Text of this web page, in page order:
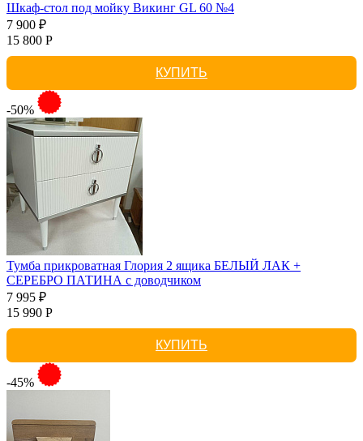
Шкаф-стол под мойку Викинг GL 60 №4
7 900 ₽
15 800 Р
КУПИТЬ
-50%
Тумба прикроватная Глория 2 ящика БЕЛЫЙ ЛАК +
СЕРЕБРО ПАТИНА с доводчиком
7 995 ₽
15 990 Р
КУПИТЬ
-45%